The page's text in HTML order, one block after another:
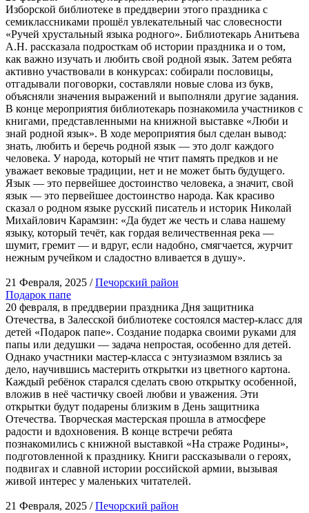
Изборской библиотеке в преддверии этого праздника с
семиклассниками прошёл увлекательный час словесности
«Ручей хрустальный языка родного». Библиотекарь Анитьева
А.Н. рассказала подросткам об истории праздника и о том,
как важно изучать и любить свой родной язык. Затем ребята
активно участвовали в конкурсах: собирали пословицы,
отгадывали поговорки, составляли новые слова из букв,
объясняли значения выражений и выполняли другие задания.
В конце мероприятия библиотекарь познакомила участников с
книгами, представленными на книжной выставке «Люби и
знай родной язык». В ходе мероприятия был сделан вывод:
знать, любить и беречь родной язык — это долг каждого
человека. У народа, который не чтит память предков и не
уважает вековые традиции, нет и не может быть будущего.
Язык — это первейшее достоинство человека, а значит, свой
язык — это первейшее достоинство народа. Как красиво
сказал о родном языке русский писатель и историк Николай
Михайлович Карамзин: «Да будет же честь и слава нашему
языку, который течёт, как гордая величественная река —
шумит, гремит — и вдруг, если надобно, смягчается, журчит
нежным ручейком и сладостно вливается в душу».
21 Февраля, 2025 /Печорский район
Подарок папе
20 февраля, в преддверии праздника Дня защитника
Отечества, в Залесской библиотеке состоялся мастер-класс для
детей «Подарок папе». Создание подарка своими руками для
папы или дедушки — задача непростая, особенно для детей.
Однако участники мастер-класса с энтузиазмом взялись за
дело, научившись мастерить открытки из цветного картона.
Каждый ребёнок старался сделать свою открытку особенной,
вложив в неё частичку своей любви и уважения. Эти
открытки будут подарены близким в День защитника
Отечества. Творческая мастерская прошла в атмосфере
радости и вдохновения. В конце встречи ребята
познакомились с книжной выставкой «На страже Родины»,
подготовленной к празднику. Книги рассказывали о героях,
подвигах и славной истории российской армии, вызывая
живой интерес у маленьких читателей.
21 Февраля, 2025 /Печорский район